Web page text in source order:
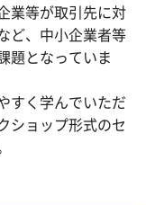
業等が取引先に対
ど、中小企業者等
題となっていま
すく学んでいただ
ショップ形式のセ